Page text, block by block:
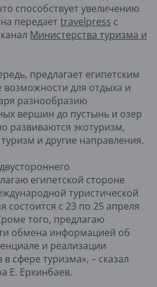
способствует увеличению
передает travelpress с
Министерства туризма и
предлагает египетским
возможности для отдыха и
разнообразию
вершин до пустынь и озер
развиваются экотуризм,
и другие направления.
египетской стороне
туристической
состоится с 23 по 25 апреля
того, предлагаю
обмена информацией об
и реализации
сфере туризма», – сказал
Е. Еркинбаев.